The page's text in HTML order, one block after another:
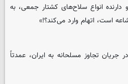
انواع سلاح‌های کشتار جمعی، به
است، اتهام وارد می‌کند؟!»
جریان تجاوز مسلحانه به ایران، عمدتاً